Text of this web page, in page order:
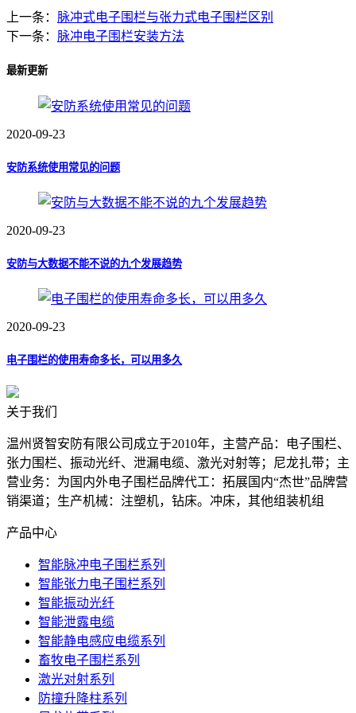
上一条： 脉冲式电子围栏与张力式电子围栏区别
下一条： 脉冲电子围栏安装方法
最新更新
2020-09-23
安防系统使用常见的问题
2020-09-23
安防与大数据不能不说的九个发展趋势
2020-09-23
电子围栏的使用寿命多长，可以用多久
关于我们
温州贤智安防有限公司成立于2010年，主营产品：电子围栏、
张力围栏、振动光纤、泄漏电缆、激光对射等；尼龙扎带；主
营业务：为国内外电子围栏品牌代工：拓展国内“杰世”品牌营
销渠道；生产机械：注塑机，钻床。冲床，其他组装机组
产品中心
智能脉冲电子围栏系列
智能张力电子围栏系列
智能振动光纤
智能泄露电缆
智能静电感应电缆系列
畜牧电子围栏系列
激光对射系列
防撞升降柱系列